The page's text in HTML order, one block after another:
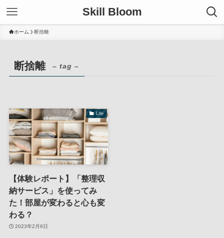
Skill Bloom
ホーム 断捨離
断捨離 – tag –
Life
【体験レポート】「整理収
納サービス」を使ってみ
た！部屋が変わると心も変
わる？
2023年2月6日